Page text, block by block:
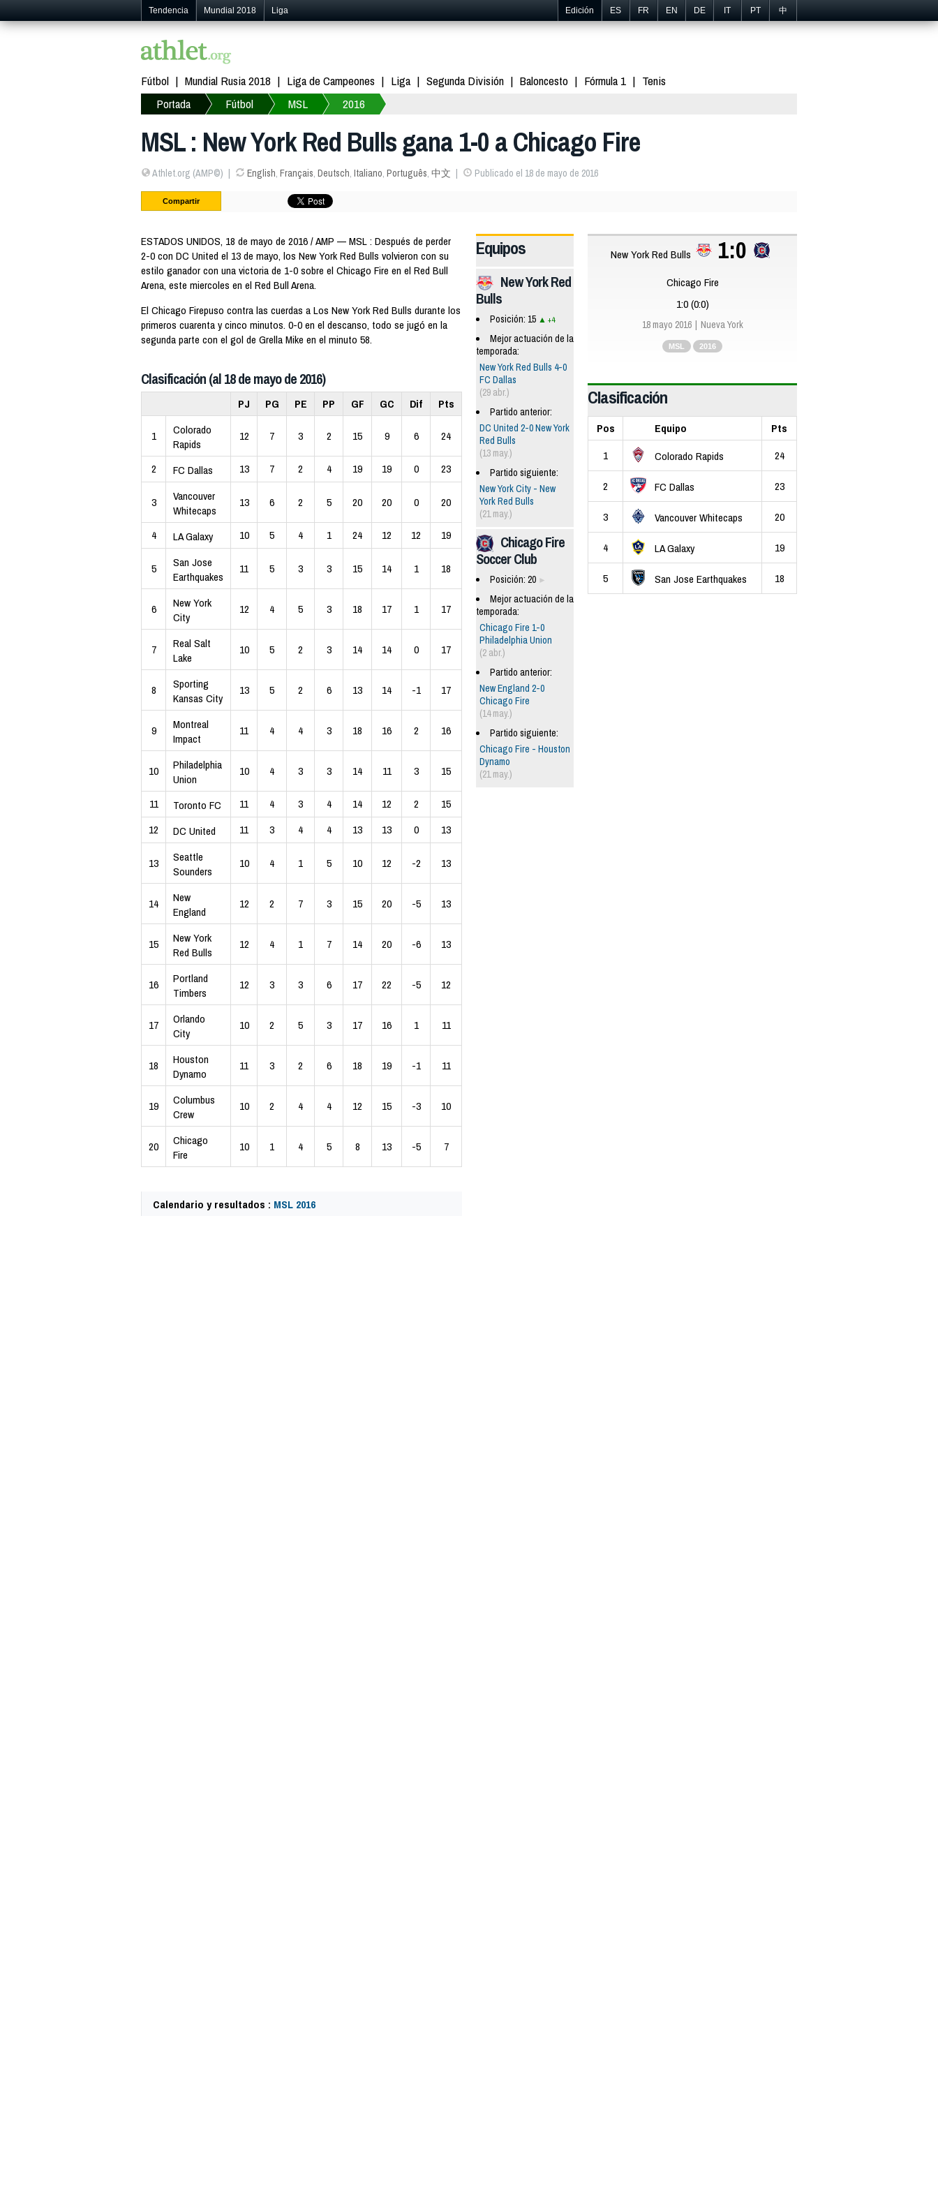
Tendencia Mundial 2018 Liga Edición ES FR EN DE IT PT 中
Fútbol Mundial Rusia 2018 Liga de Campeones Liga Segunda División Baloncesto Fórmula 1
Tenis
Portada
Fútbol MSL 2016
MSL : New York Red Bulls gana 1-0 a Chicago Fire
Athlet.org (AMP©) English, Français, Deutsch, Italiano, Português, 中文 Publicado el 18 de mayo de 2016
Compartir
ESTADOS UNIDOS, 18 de mayo de 2016 / AMP — MSL : Después de perder
2-0 con DC United el 13 de mayo, los New York Red Bulls volvieron con su
estilo ganador con una victoria de 1-0 sobre el Chicago Fire en el Red Bull
Arena, este miercoles en el Red Bull Arena.
El Chicago Firepuso contra las cuerdas a Los New York Red Bulls durante los
primeros cuarenta y cinco minutos. 0-0 en el descanso, todo se jugó en la
segunda parte con el gol de Grella Mike en el minuto 58.
Clasificación (al 18 de mayo de 2016)
PJ PG PE PP GF GC Dif Pts
1
Colorado
Rapids
12 7 3 2 15 9 6 24
2 FC Dallas 13 7 2 4 19 19 0 23
3
Vancouver
Whitecaps
13 6 2 5 20 20 0 20
4 LA Galaxy 10 5 4 1 24 12 12 19
5
San Jose
Earthquakes
11 5 3 3 15 14 1 18
6
New York
City
12 4 5 3 18 17 1 17
7
Real Salt
Lake
10 5 2 3 14 14 0 17
8
Sporting
Kansas City
13 5 2 6 13 14 -1 17
9
Montreal
Impact
11 4 4 3 18 16 2 16
10
Philadelphia
Union
10 4 3 3 14 11 3 15
11 Toronto FC 11 4 3 4 14 12 2
15
12
DC United 11 3 4 4 13 13 0 13
13
Seattle
Sounders
10 4 1 5 10 12 -2 13
14
New
England
12 2 7 3 15 20 -5 13
15
New York
Red Bulls
12 4 1 7 14 20 -6 13
16
Portland
Timbers
12 3 3 6 17 22 -5 12
17
Orlando
City
10 2 5 3 17 16 1 11
18
Houston
Dynamo
11 3 2 6 18 19 -1 11
19
Columbus
Crew
10 2 4 4 12 15 -3 10
20
Chicago
Fire
10 1 4 5 8 13 -5 7
Calendario y resultados : MSL 2016
Equipos
New York Red
Bulls
Posición: 15 +4
Mejor actuación de la
temporada:
New York Red Bulls 4-0
FC Dallas
(29 abr.)
Partido anterior:
DC United 2-0 New York
Red Bulls
(13 may.)
Partido siguiente:
New York City - New
York Red Bulls
(21 may.)
Chicago Fire
Soccer Club
Posición: 20
Mejor actuación de la
temporada:
Chicago Fire 1-0
Philadelphia Union
(2 abr.)
Partido anterior:
New England 2-0
Chicago Fire
(14 may.)
Partido siguiente:
Chicago Fire - Houston
Dynamo
(21 may.)
New York Red Bulls 1:0
Chicago Fire
1:0 (0:0)
18 mayo 2016 Nueva York
MSL 2016
Clasificación
Pos Equipo
Pts
1
Colorado Rapids 24
2 FC Dallas 23
3 Vancouver Whitecaps 20
4 LA Galaxy 19
5 San Jose Earthquakes 18